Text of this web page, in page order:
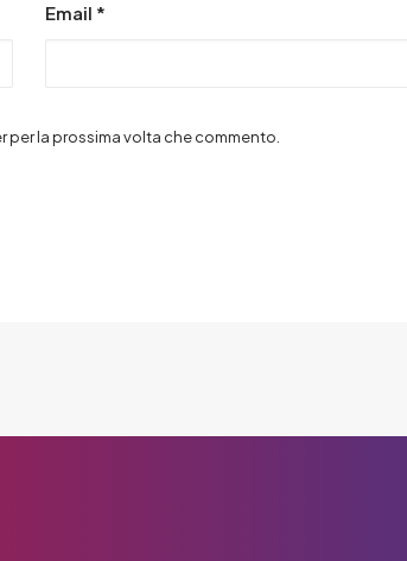
Email *
per la prossima volta che commento.